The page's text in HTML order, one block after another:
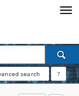
search ?